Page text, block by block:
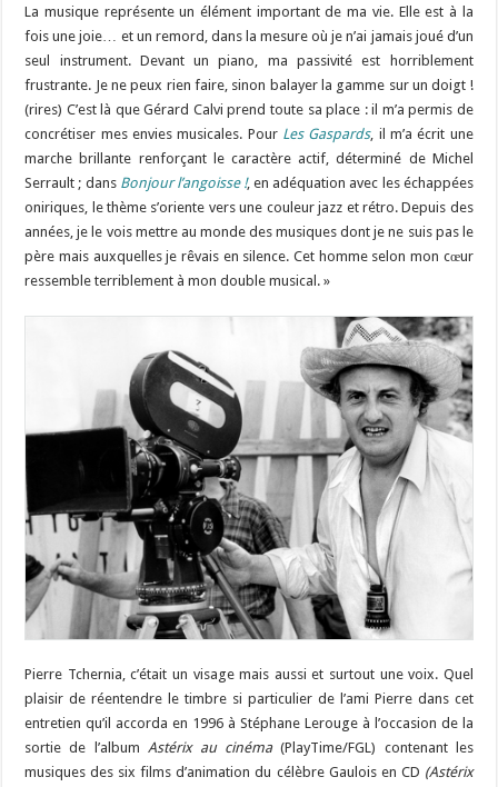
La musique représente un élément important de ma vie. Elle est à la
fois une joie… et un remord, dans la mesure où je n’ai jamais joué d’un
seul instrument. Devant un piano, ma passivité est horriblement
frustrante. Je ne peux rien faire, sinon balayer la gamme sur un doigt !
(rires) C’est là que Gérard Calvi prend toute sa place : il m’a permis de
concrétiser mes envies musicales. Pour Les Gaspards, il m’a écrit une
marche brillante renforçant le caractère actif, déterminé de Michel
Serrault ; dans Bonjour l’angoisse !, en adéquation avec les échappées
oniriques, le thème s’oriente vers une couleur jazz et rétro. Depuis des
années, je le vois mettre au monde des musiques dont je ne suis pas le
père mais auxquelles je rêvais en silence. Cet homme selon mon cœur
ressemble terriblement à mon double musical. »
Pierre Tchernia, c’était un visage mais aussi et surtout une voix. Quel
plaisir de réentendre le timbre si particulier de l’ami Pierre dans cet
entretien qu’il accorda en 1996 à Stéphane Lerouge à l’occasion de la
sortie de l’album Astérix au cinéma(PlayTime/FGL) contenant les
musiques des six films d’animation du célèbre Gaulois en CD (Astérix